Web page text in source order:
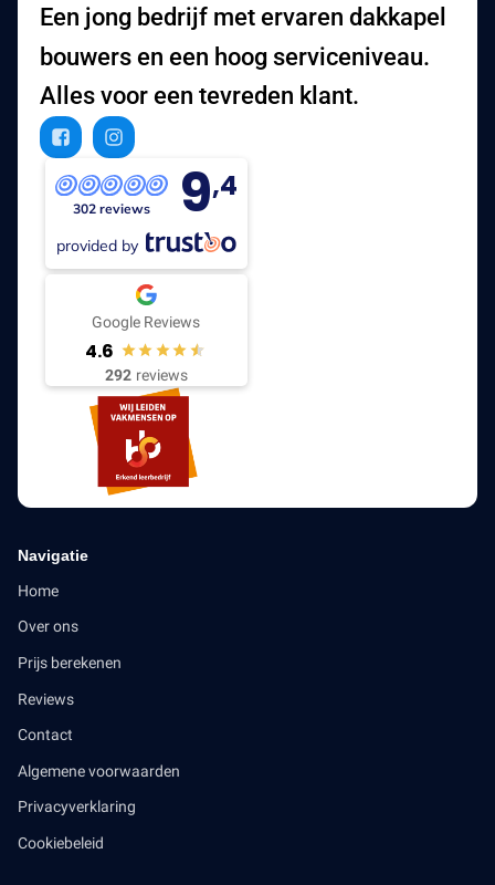
Een jong bedrijf met ervaren dakkapel
bouwers en een hoog serviceniveau.
Alles voor een tevreden klant.
302 reviews 9,4
provided by
Google Reviews
4.6
292 reviews
Navigatie
Home
Over ons
Prijs berekenen
Reviews
Contact
Algemene voorwaarden
Privacyverklaring
Cookiebeleid